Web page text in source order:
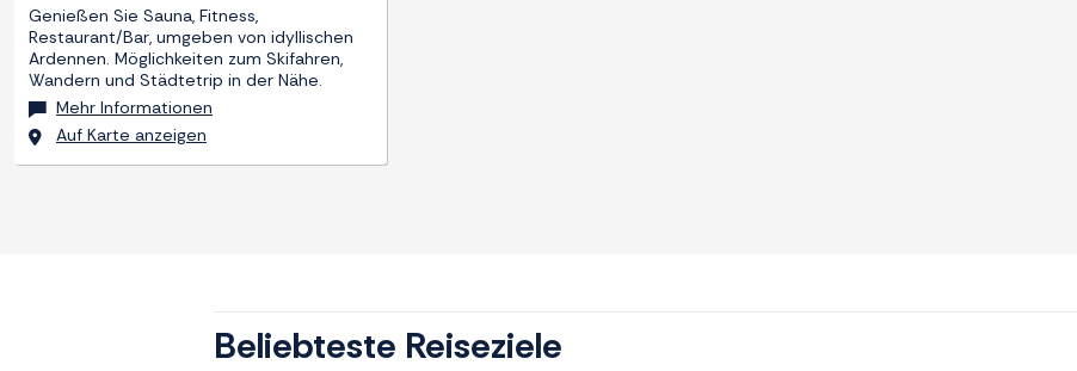
Genießen Sie Sauna, Fitness,
Restaurant/Bar, umgeben von idyllischen
Ardennen. Möglichkeiten zum Skifahren,
Wandern und Städtetrip in der Nähe.
Mehr Informationen
Auf Karte anzeigen
Beliebteste Reiseziele